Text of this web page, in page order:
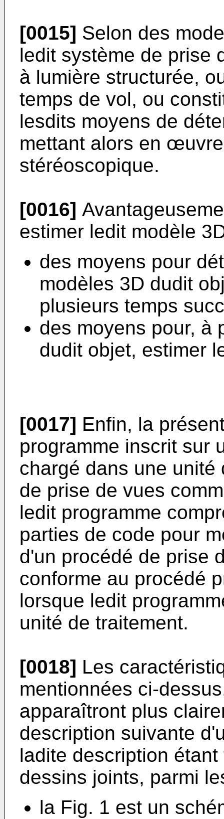
[0015] Selon des
ledit système de prise
à lumière structurée,
temps de vol, ou
lesdits moyens de
mettant alors en
stéréoscopique.
[0016]
estimer ledit modèle
des moyens pour
modèles 3D dudit
plusieurs temps
des moyens pour, à
dudit objet, estimer
[0017] Enfin, la
programme inscrit sur
chargé dans une unité
de prise de vues
ledit programme
parties de code pour
d'un procédé de prise
conforme au procédé
lorsque ledit
unité de traitement.
[0018] Les
mentionnées ci-
apparaîtront plus
description suivante
ladite description
dessins joints, parmi
la Fig. 1 est un